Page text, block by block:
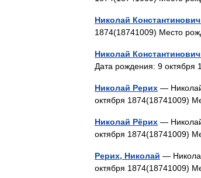
Николай
1874(18741009) Место
Николай
Дата рождения: 9
Николай Рерих —
октября 1874(18741009)
Николай Рёрих —
октября 1874(18741009)
Рерих, Николай —
октября 1874(18741009)